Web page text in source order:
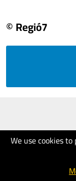
We use cookies
© Regió7